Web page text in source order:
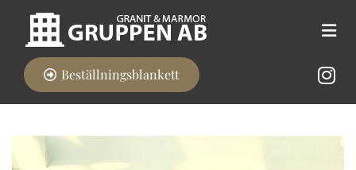
Beställningsblankett